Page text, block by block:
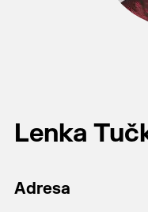
Lenka
Adresa